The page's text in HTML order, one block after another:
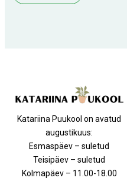
Katariina Puukool on avatud
augustikuus:
Esmaspäev – suletud
Teisipäev – suletud
Kolmapäev – 11.00-18.00